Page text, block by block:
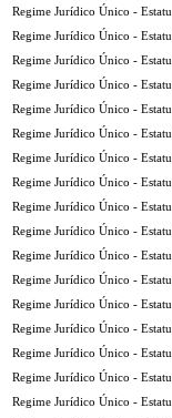
Regime Jurídico Único -
Regime Jurídico Único -
Regime Jurídico Único -
Regime Jurídico Único -
Regime Jurídico Único -
Regime Jurídico Único -
Regime Jurídico Único -
Regime Jurídico Único -
Regime Jurídico Único -
Regime Jurídico Único -
Regime Jurídico Único -
Regime Jurídico Único -
Regime Jurídico Único -
Regime Jurídico Único -
Regime Jurídico Único -
Regime Jurídico Único -
Regime Jurídico Único -